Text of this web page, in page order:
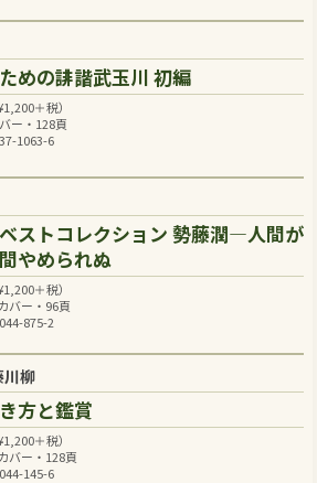
めの誹諧武玉川 初編
1,200＋税）
ー・128頁
1063-6
ストコレクション 勢藤潤―人間が
やめられぬ
1,200＋税）
バー・96頁
875-2
川柳
方と鑑賞
1,200＋税）
バー・128頁
145-6